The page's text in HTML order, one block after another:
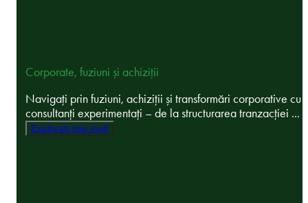
Corporate, fuziuni și achiziții
Navigați prin fuziuni, achiziții și transformări corporative cu
consultanți experimentați – de la structurarea tranzacției ...
Explorați mai mult